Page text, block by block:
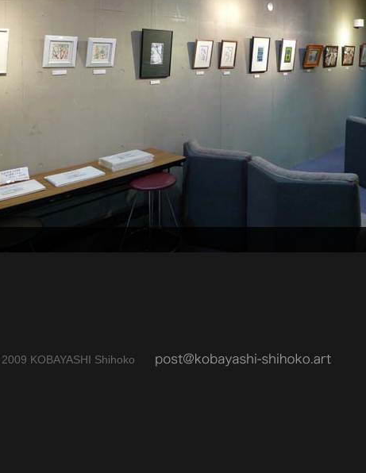
2009 KOBAYASHI Shihoko